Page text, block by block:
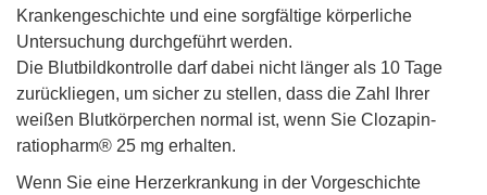
Krankengeschichte und eine sorgfältige körperliche
Untersuchung durchgeführt werden.
Die Blutbildkontrolle darf dabei nicht länger als 10 Tage
zurückliegen, um sicher zu stellen, dass die Zahl Ihrer
weißen Blutkörperchen normal ist, wenn Sie Clozapin-
ratiopharm® 25 mg erhalten.
Wenn Sie eine Herzerkrankung in der Vorgeschichte